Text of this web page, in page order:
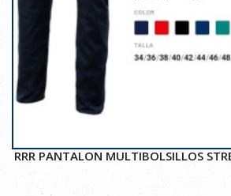
RRR PANTALON MULTIBOLSILLOS